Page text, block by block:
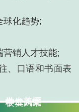
球化趋势;
营销人才技能;
、口语和书面表
学生关怀
学生风采
学术研究
校友风采